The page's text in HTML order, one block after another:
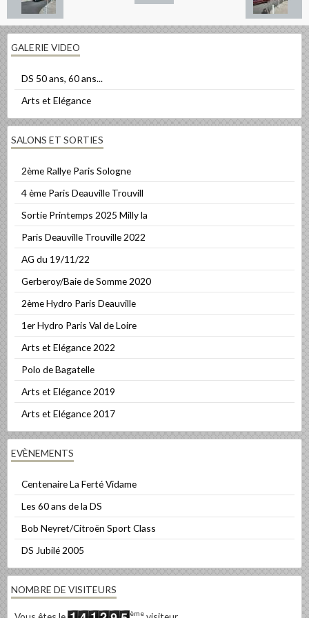
GALERIE VIDEO
DS 50 ans, 60 ans...
Arts et Elégance
SALONS ET SORTIES
2ème Rallye Paris Sologne
4 ème Paris Deauville Trouvill
Sortie Printemps 2025 Milly la
Paris Deauville Trouville 2022
AG du 19/11/22
Gerberoy/Baie de Somme 2020
2ème Hydro Paris Deauville
1er Hydro Paris Val de Loire
Arts et Elégance 2022
Polo de Bagatelle
Arts et Elégance 2019
Arts et Elégance 2017
EVÈNEMENTS
Centenaire La Ferté Vidame
Les 60 ans de la DS
Bob Neyret/Citroën Sport Class
DS Jubilé 2005
NOMBRE DE VISITEURS
ème